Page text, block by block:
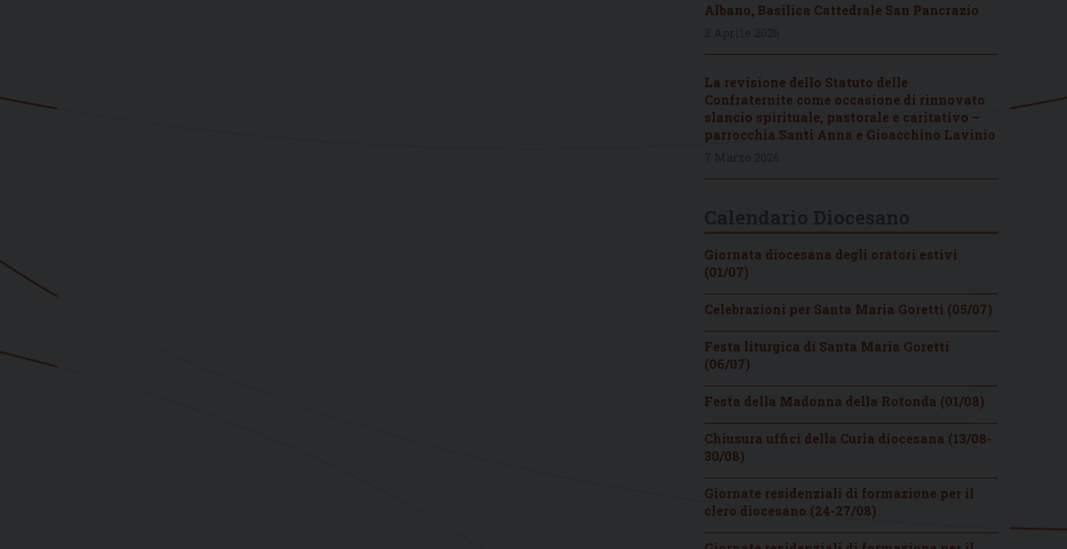
Albano, Basilica Cattedrale San Pancrazio
La revisione dello Statuto delle
Confraternite come occasione di rinnovato
slancio spirituale, pastorale e caritativo –
parrocchia Santi Anna e Gioacchino Lavinio
Giornata diocesana degli oratori estivi
(01/07)
Celebrazioni per Santa Maria Goretti (05/07)
Festa liturgica di Santa Maria Goretti
(06/07)
Festa della Madonna della Rotonda (01/08)
Chiusura uffici della Curia diocesana (13/08-
30/08)
Giornate residenziali di formazione per il
clero diocesano (24-27/08)